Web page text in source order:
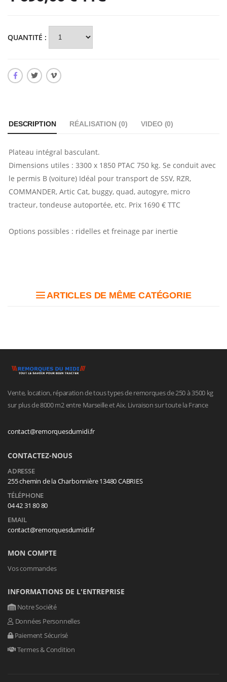
QUANTITÉ :
DESCRIPTION RÉALISATION (0) VIDEO (0)
Plateau intégral basculant.
Dimensions utiles : 3300 x 1850 PTAC 750 kg. Se conduit avec
le permis B (voiture) Idéal pour transport de SSV, RZR,
COMMANDER, Artic Cat, buggy, quad, autogyre, micro
tracteur, tondeuse autoportée, etc. Prix 1690 € TTC
Options possibles : ridelles et freinage par inertie
ARTICLES DE MÊME CATÉGORIE
Vente, location, réparation de tous types de remorques de 250 à 3500 kg
sur plus de 8000 m2 entre Marseille et Aix. Livraison sur toute la France
contact@remorquesdumidi.fr
CONTACTEZ-NOUS
ADRESSE
255 chemin de la Charbonnière 13480 CABRIES
TÉLÉPHONE
04 42 31 80 80
EMAIL
contact@remorquesdumidi.fr
MON COMPTE
Vos commandes
INFORMATIONS DE L'ENTREPRISE
Notre Société
Données Personnelles
Paiement Sécurisé
Termes & Condition